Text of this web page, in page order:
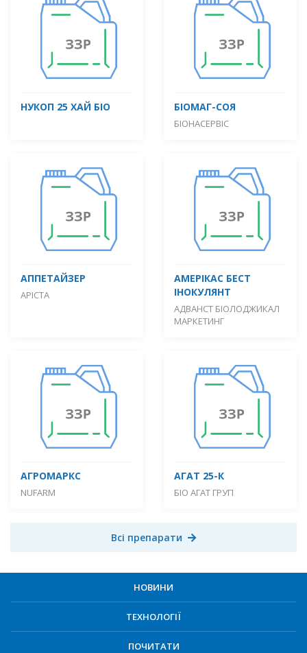
НУКОП 25 ХАЙ БІО БІОМАГ-СОЯ
БІОНАСЕРВІС
АППЕТАЙЗЕР
АРІСТА
АМЕРІКАС БЕСТ
ІНОКУЛЯНТ
АДВАНСТ БІОЛОДЖИКАЛ
МАРКЕТИНГ
АГРОМАРКС
NUFARM
АГАТ 25-К
БІО АГАТ ГРУП
Всі препарати
НОВИНИ
ТЕХНОЛОГІЇ
ПОЧИТАТИ